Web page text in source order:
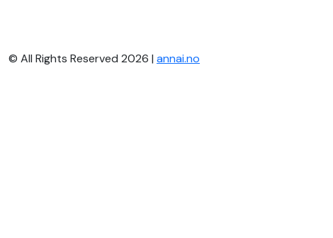
© All Rights Reserved 2026 | annai.no